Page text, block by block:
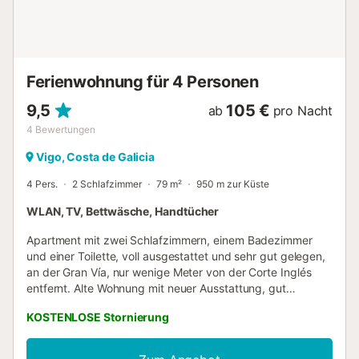
Ferienwohnung für 4 Personen
9,5
4 Bewertungen
ab 105 € pro Nacht
Vigo, Costa de Galicia
4 Pers. 2 Schlafzimmer 79 m² 950 m zur Küste
WLAN, TV, Bettwäsche, Handtücher
Apartment mit zwei Schlafzimmern, einem Badezimmer
und einer Toilette, voll ausgestattet und sehr gut gelegen,
an der Gran Vía, nur wenige Meter von der Corte Inglés
entfernt. Alte Wohnung mit neuer Ausstattung, gut
WIFI. 3. Stock mit Aufzug, Blick auf die Gran Vía.
Öffentliche Verkehrsmittel in der Nähe, alle
Dienstleistungen, kostenlose Parkplätze 400 Meter oder
KOSTENLOSE Stornierung